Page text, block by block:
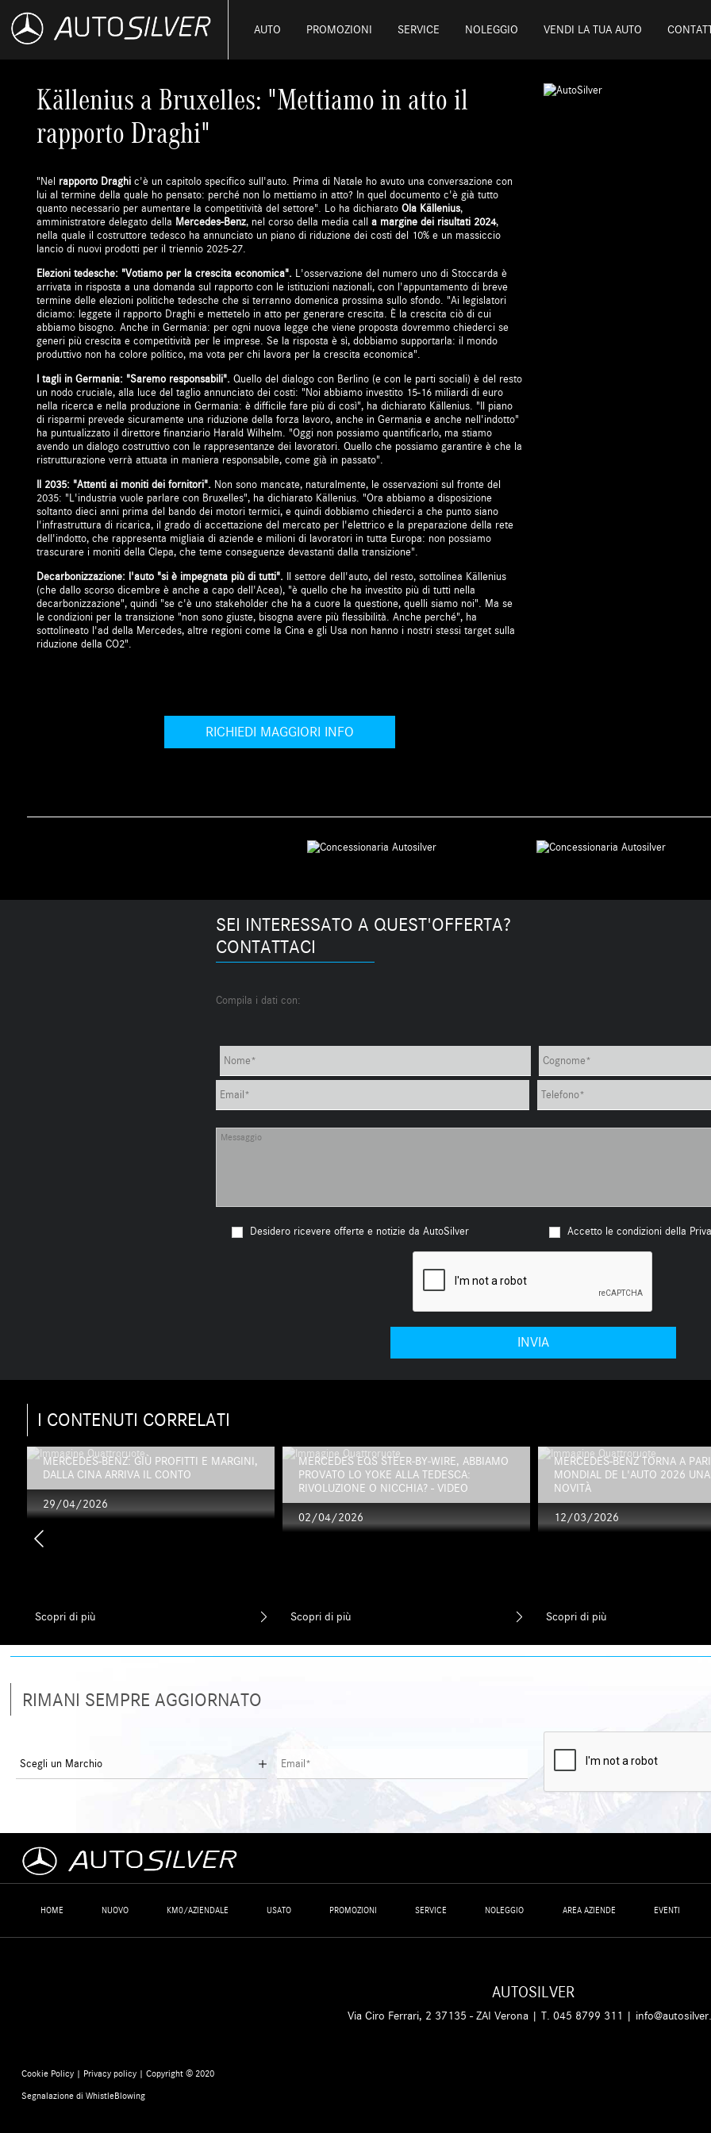
AUTO PROMOZIONI SERVICE NOLEGGIO VENDI LA TUA AUTO
Källenius a Bruxelles: "Mettiamo in atto il
rapporto Draghi"
"Nel rapporto Draghi c'è un capitolo specifico sull'auto. Prima di Natale ho avuto una conversazione con
lui al termine della quale ho pensato: perché non lo mettiamo in atto? In quel documento c'è già tutto
quanto necessario per aumentare la competitività del settore". Lo ha dichiaratoOla Källenius,
amministratore delegato della Mercedes-Benz, nel corso della media calla margine dei risultati 2024,
nella quale il costruttore tedesco ha annunciato un piano di riduzione dei costi del 10% e un massiccio
lancio di nuovi prodotti per il triennio 2025-27.
Elezioni tedesche: "Votiamo per la crescita economica". L'osservazione del numero uno di Stoccarda è
arrivata in risposta a una domanda sul rapporto con le istituzioni nazionali, con l'appuntamento di breve
termine delle elezioni politiche tedesche che si terranno domenica prossima sullo sfondo. "Ai legislatori
diciamo: leggete il rapporto Draghi e mettetelo in atto per generare crescita. È la crescita ciò di cui
abbiamo bisogno. Anche in Germania: per ogni nuova legge che viene proposta dovremmo chiederci se
generi più crescita e competitività per le imprese. Se la risposta è sì, dobbiamo supportarla: il mondo
produttivo non ha colore politico, ma vota per chi lavora per la crescita economica".
I tagli in Germania: "Saremo responsabili".Quello del dialogo con Berlino (e con le parti sociali) è del resto
un nodo cruciale, alla luce del taglio annunciato dei costi: "Noi abbiamo investito 15-16 miliardi di euro
nella ricerca e nella produzione in Germania: è difficile fare più di così", ha dichiarato Källenius. "Il piano
di risparmi prevede sicuramente una riduzione della forza lavoro, anche in Germania e anche nell'indotto"
ha puntualizzato il direttore finanziario Harald Wilhelm. "Oggi non possiamo quantificarlo, ma stiamo
avendo un dialogo costruttivo con le rappresentanze dei lavoratori. Quello che possiamo garantire è che la
ristrutturazione verrà attuata in maniera responsabile, come già in passato".
Il 2035: "Attenti ai moniti dei fornitori". Non sono mancate, naturalmente, le osservazioni sul fronte del
2035: "L'industria vuole parlare con Bruxelles", ha dichiarato Källenius. "Ora abbiamo a disposizione
soltanto dieci anni prima del bando dei motori termici, e quindi dobbiamo chiederci a che punto siano
l'infrastruttura di ricarica, il grado di accettazione del mercato per l'elettrico e la preparazione della rete
dell'indotto, che rappresenta migliaia di aziende e milioni di lavoratori in tutta Europa: non possiamo
trascurare i moniti della Clepa, che teme conseguenze devastanti dalla transizione".
Decarbonizzazione: l'auto "si è impegnata più di tutti". Il settore dell'auto, del resto, sottolinea Källenius
(che dallo scorso dicembre è anche a capo dell'Acea), "è quello che ha investito più di tutti nella
decarbonizzazione", quindi "se c'è uno stakeholder che ha a cuore la questione, quelli siamo noi". Ma se
le condizioni per la transizione "non sono giuste, bisogna avere più flessibilità. Anche perché", ha
sottolineato l'ad della Mercedes, altre regioni come la Cina e gli Usa non hanno i nostri stessi target sulla
riduzione della CO2".
RICHIEDI MAGGIORI INFO
SEI INTERESSATO A QUEST'OFFERTA?
CONTATTACI
Compila i dati con:
Desidero ricevere offerte e notizie da AutoSilver Accetto le condizioni della
I CONTENUTI CORRELATI
MERCEDES-BENZ: GIÙ PROFITTI E MARGINI,
DALLA CINA ARRIVA IL CONTO
29/04/2026
Scopri di più
MERCEDES EQS STEER‑BY‑WIRE, ABBIAMO
PROVATO LO YOKE ALLA TEDESCA:
RIVOLUZIONE O NICCHIA? - VIDEO
02/04/2026
Scopri di più
MERCEDES-BENZ TORNA A
MONDIAL DE L'AUTO 2026 UNA
NOVITÀ
12/03/2026
Scopri di più
RIMANI SEMPRE AGGIORNATO
HOME NUOVO KM0/AZIENDALE USATO PROMOZIONI SERVICE NOLEGGIO AREA AZIENDE EVENTI
AUTOSILVER
Via Ciro Ferrari, 2 37135 - ZAI Verona | T.045 8799 311 |
Cookie Policy | Privacy policy| Copyright © 2020
Segnalazione di WhistleBlowing